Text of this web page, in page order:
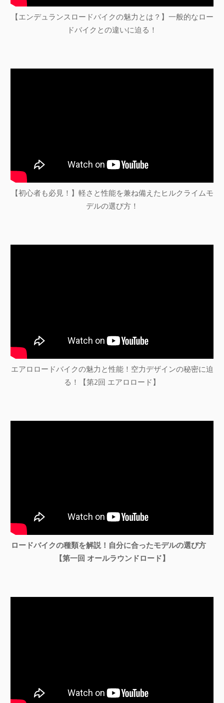
【エンデュランスロードバイクの魅力とは？】一般的なロー
ドバイクとの違いに迫る！
【初心者も必見！】軽さと性能を兼ね備えたヒルクライムモ
デルの選び方！
エアロロードバイクの魅力と性能！空力デザインの秘密に迫
る！【第2回 エアロロード】
ロードバイクの種類を解説！自分に合ったモデルの選び方
【第一回 オールラウンドロード】